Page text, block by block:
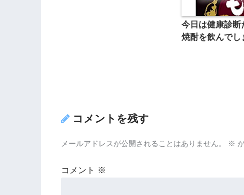
今日は健康診断
焼酎を飲んでし
コメントを残す
メールアドレスが公開されることはありません。 ※
コメント ※